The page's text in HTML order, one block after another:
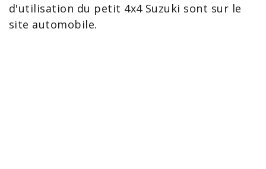
d'utilisation du petit 4x4 Suzuki sont sur le
site automobile.